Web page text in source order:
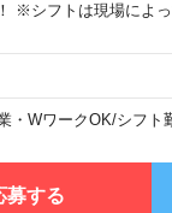
※シフトは現場によ
・WワークOK/シフト
募する